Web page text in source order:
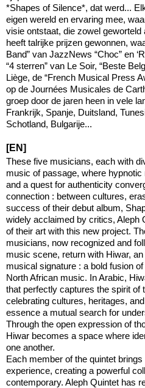
*Shapes of Silence*, dat werd...
eigen wereld en ervaring mee,
visie ontstaat, die zowel
heeft talrijke prijzen gewonnen,
Band” van JazzNews “Choc” en
“4 sterren” van Le Soir, “Beste
Liège, de “French Musical Press
op de Journées Musicales de
groep door de jaren heen in vele
Frankrijk, Spanje, Duitsland,
Schotland, Bulgarije...
[EN]
These five musicians, each with
music of passage, where
and a quest for authenticity
connection : between cultures,
success of their debut album,
widely acclaimed by critics, Aleph
of their art with this new project.
musicians, now recognized and
music scene, return with Hiwar,
musical signature : a bold fusion
North African music. In Arabic,
that perfectly captures the spirit of
celebrating cultures, heritages,
essence a mutual search for
Through the open expression of
Hiwar becomes a space where
one another.
Each member of the quintet
experience, creating a powerful
contemporary. Aleph Quintet has